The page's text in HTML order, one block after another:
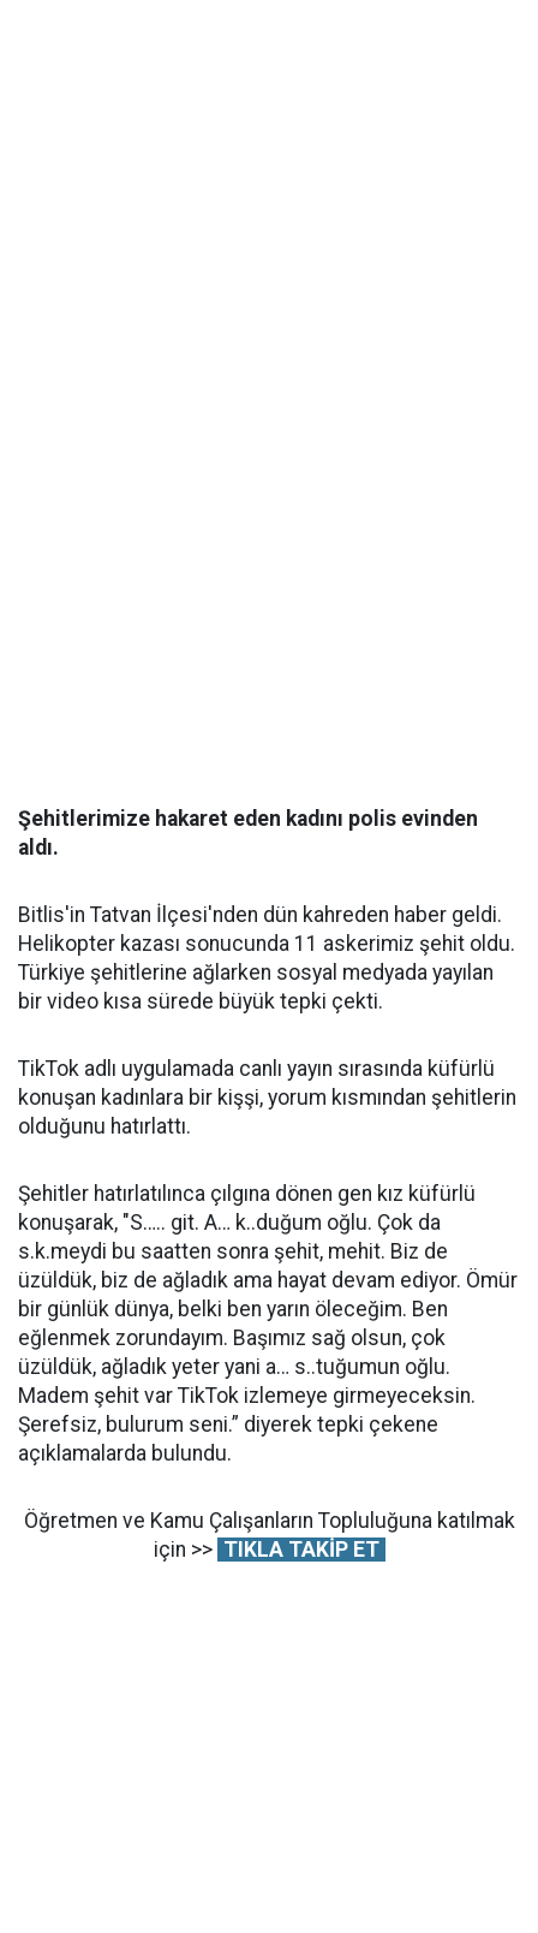
Şehitlerimize hakaret eden kadını polis evinden
aldı.
Bitlis'in Tatvan İlçesi'nden dün kahreden haber geldi.
Helikopter kazası sonucunda 11 askerimiz şehit oldu.
Türkiye şehitlerine ağlarken sosyal medyada yayılan
bir video kısa sürede büyük tepki çekti.
TikTok adlı uygulamada canlı yayın sırasında küfürlü
konuşan kadınlara bir kişşi, yorum kısmından şehitlerin
olduğunu hatırlattı.
Şehitler hatırlatılınca çılgına dönen gen kız küfürlü
konuşarak, "S….. git. A… k..duğum oğlu. Çok da
s.k.meydi bu saatten sonra şehit, mehit. Biz de
üzüldük, biz de ağladık ama hayat devam ediyor. Ömür
bir günlük dünya, belki ben yarın öleceğim. Ben
eğlenmek zorundayım. Başımız sağ olsun, çok
üzüldük, ağladık yeter yani a… s..tuğumun oğlu.
Madem şehit var TikTok izlemeye girmeyeceksin.
Şerefsiz, bulurum seni.” diyerek tepki çekene
açıklamalarda bulundu.
Öğretmen ve Kamu Çalışanların Topluluğuna katılmak
için >> TIKLA TAKİP ET